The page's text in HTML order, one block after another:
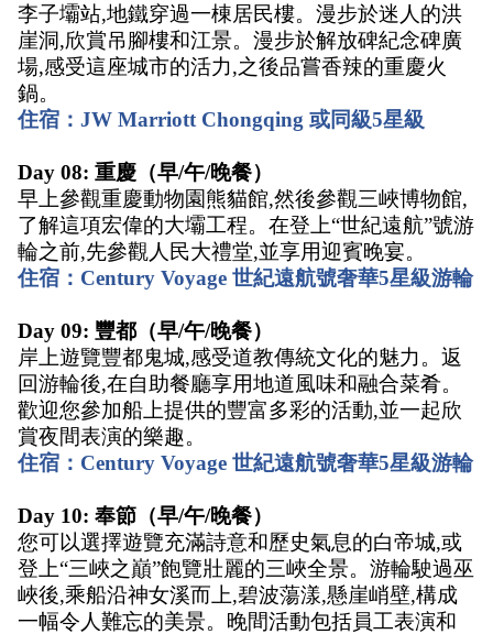
李子壩站,地鐵穿過一棟居民樓。漫步於迷人的洪
崖洞,欣賞吊腳樓和江景。漫步於解放碑紀念碑廣
場,感受這座城市的活力,之後品嘗香辣的重慶火
鍋。
住宿：JW Marriott Chongqing 或同級5星級
Day 08: 重慶（早/午/晚餐）
早上參觀重慶動物園熊貓館,然後參觀三峽博物館,
了解這項宏偉的大壩工程。在登上“世紀遠航”號游
輪之前,先參觀人民大禮堂,並享用迎賓晚宴。
住宿：Century Voyage 世紀遠航號奢華5星級游輪
Day 09: 豐都（早/午/晚餐）
岸上遊覽豐都鬼城,感受道教傳統文化的魅力。返
回游輪後,在自助餐廳享用地道風味和融合菜肴。
歡迎您參加船上提供的豐富多彩的活動,並一起欣
賞夜間表演的樂趣。
住宿：Century Voyage 世紀遠航號奢華5星級游輪
Day 10: 奉節（早/午/晚餐）
您可以選擇遊覽充滿詩意和歷史氣息的白帝城,或
登上“三峽之巔”飽覽壯麗的三峽全景。游輪駛過巫
峽後,乘船沿神女溪而上,碧波蕩漾,懸崖峭壁,構成
一幅令人難忘的美景。晚間活動包括員工表演和